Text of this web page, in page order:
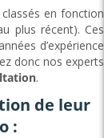
classés en fonction
plus récent). Ces
d’expérience
donc nos experts
.
de leur
: